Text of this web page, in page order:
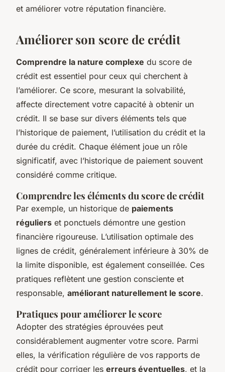
et améliorer votre réputation financière.
Améliorer son score de crédit
Comprendre la nature complexe du score de
crédit est essentiel pour ceux qui cherchent à
l’améliorer. Ce score, mesurant la solvabilité,
affecte directement votre capacité à obtenir un
crédit. Il se base sur divers éléments tels que
l’historique de paiement, l’utilisation du crédit et la
durée du crédit. Chaque élément joue un rôle
significatif, avec l’historique de paiement souvent
considéré comme critique.
Comprendre les éléments du score de crédit
Par exemple, un historique de paiements
réguliers et ponctuels démontre une gestion
financière rigoureuse. L’utilisation optimale des
lignes de crédit, généralement inférieure à 30% de
la limite disponible, est également conseillée. Ces
pratiques reflètent une gestion consciente et
responsable, améliorant naturellement le score.
Pratiques pour améliorer le score
Adopter des stratégies éprouvées peut
considérablement augmenter votre score. Parmi
elles, la vérification régulière de vos rapports de
crédit pour corriger les erreurs éventuelles, et la